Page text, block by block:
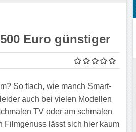
Euro günstiger
So flach, wie manch Smart-
auch bei vielen Modellen
TV oder am schmalen
Filmgenuss lässt sich hier kaum